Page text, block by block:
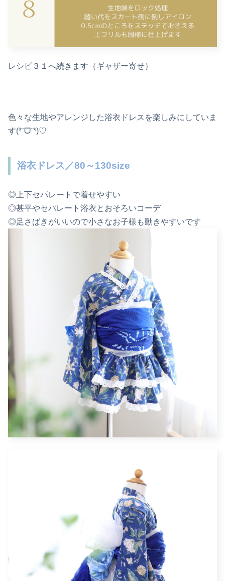
レシピ３１へ続きます（ギャザー寄せ）
色々な生地やアレンジした浴衣ドレスを楽しみにしていま
す(*ˊᗜˋ*)♡
浴衣ドレス／80～130size
◎上下セパレートで着せやすい
◎甚平やセパレート浴衣とおそろいコーデ
◎足さばきがいいので小さなお子様も動きやすいです